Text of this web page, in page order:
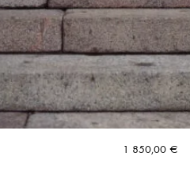
1 850,00 €